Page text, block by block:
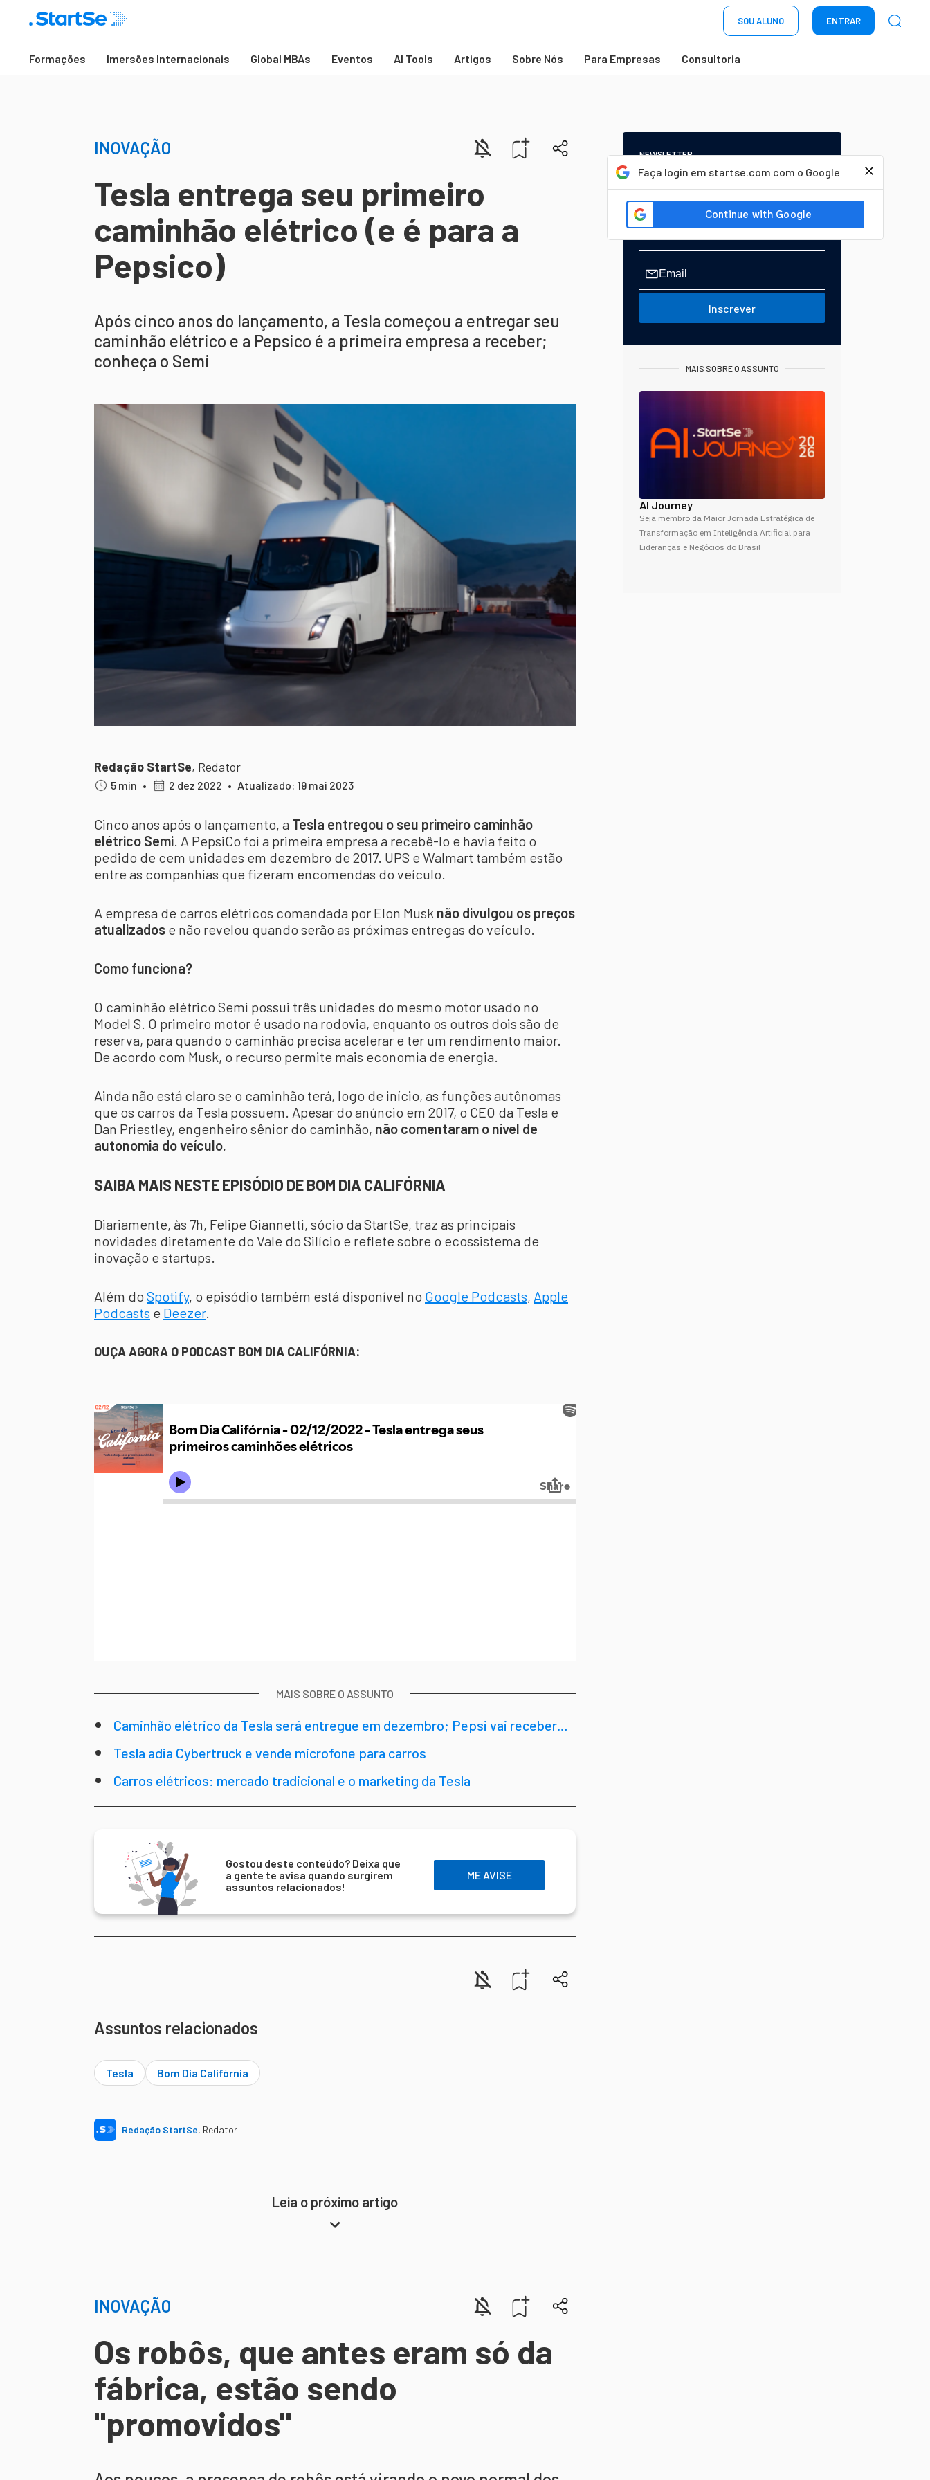
SOU ALUNO ENTRAR
Formações Imersões Internacionais Global MBAs Eventos AI Tools Artigos Sobre Nós Para Empresas Consultoria
Faça login em startse.com com o Google
INOVAÇÃO
Tesla entrega seu primeiro
caminhão elétrico (e é para a
Pepsico)
Após cinco anos do lançamento, a Tesla começou a entregar seu
caminhão elétrico e a Pepsico é a primeira empresa a receber;
conheça o Semi
Redação StartSe, Redator
5 min • 2 dez 2022 • Atualizado: 19 mai 2023
Cinco anos após o lançamento, a Tesla entregou o seu primeiro caminhão
elétrico Semi. A PepsiCo foi a primeira empresa a recebê-lo e havia feito o
pedido de cem unidades em dezembro de 2017. UPS e Walmart também estão
entre as companhias que fizeram encomendas do veículo.
A empresa de carros elétricos comandada por Elon Musk não divulgou os preços
atualizados e não revelou quando serão as próximas entregas do veículo.
Como funciona?
O caminhão elétrico Semi possui três unidades do mesmo motor usado no
Model S. O primeiro motor é usado na rodovia, enquanto os outros dois são de
reserva, para quando o caminhão precisa acelerar e ter um rendimento maior.
De acordo com Musk, o recurso permite mais economia de energia.
Ainda não está claro se o caminhão terá, logo de início, as funções autônomas
que os carros da Tesla possuem. Apesar do anúncio em 2017, o CEO da Tesla e
Dan Priestley, engenheiro sênior do caminhão, não comentaram o nível de
autonomia do veículo.
SAIBA MAIS NESTE EPISÓDIO DE BOM DIA CALIFÓRNIA
Diariamente, às 7h, Felipe Giannetti, sócio da StartSe, traz as principais
novidades diretamente do Vale do Silício e reflete sobre o ecossistema de
inovação e startups.
Além do Spotify, o episódio também está disponível no Google Podcasts, Apple
Podcasts e Deezer.
OUÇA AGORA O PODCAST BOM DIA CALIFÓRNIA:
MAIS SOBRE O ASSUNTO
Caminhão elétrico da Tesla será entregue em dezembro; Pepsi vai receber
Tesla adia Cybertruck e vende microfone para carros
Carros elétricos: mercado tradicional e o marketing da Tesla
Gostou deste conteúdo? Deixa que
a gente te avisa quando surgirem
assuntos relacionados!
ME AVISE
Assuntos relacionados
Tesla Bom Dia Califórnia
Redação StartSe, Redator
Leia o próximo artigo
INOVAÇÃO
Os robôs, que antes eram só da
fábrica, estão sendo
"promovidos"
NEWSLETTER
Start Seu dia:
A Newsletter do AGORA!
Inscrever
MAIS SOBRE O ASSUNTO
AI Journey
Seja membro da Maior Jornada Estratégica de
Transformação em Inteligência Artificial para
Lideranças e Negócios do Brasil